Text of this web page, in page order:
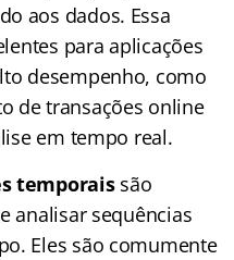
aos dados. Essa
para aplicações
desempenho, como
de transações online
em tempo real.
temporaissão
analisar sequências
Eles são comumente